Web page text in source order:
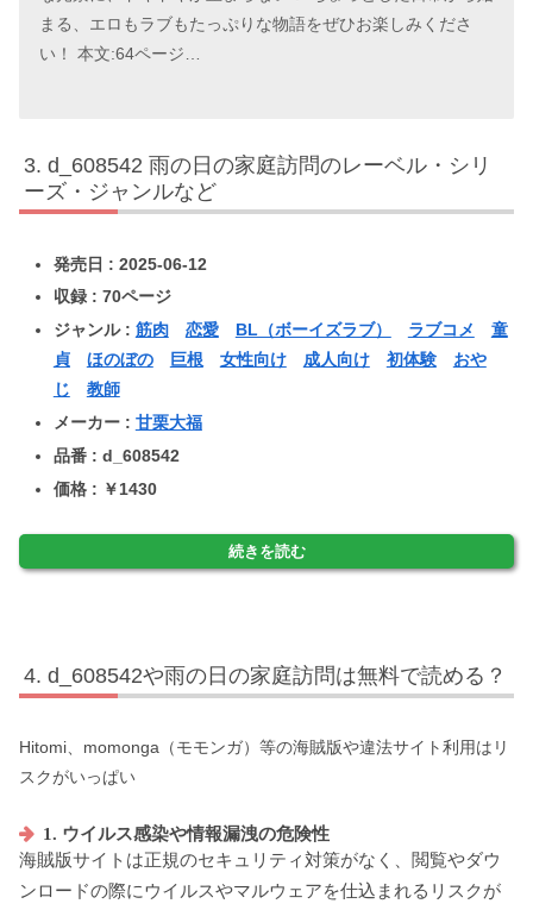
まる、エロもラブもたっぷりな物語をぜひお楽しみくださ
い！ 本文:64ページ…
d_608542 雨の日の家庭訪問のレーベル・シリ
ーズ・ジャンルなど
発売日 : 2025-06-12
収録 : 70ページ
ジャンル : 筋肉 恋愛 BL（ボーイズラブ） ラブコメ
童
貞
ほのぼの 巨根 女性向け 成人向け 初体験
おや
じ
教師
メーカー : 甘栗大福
品番 : d_608542
価格 : ￥1430
続きを読む
d_608542や雨の日の家庭訪問は無料で読める？
Hitomi、momonga（モモンガ）等の海賊版や違法サイト利用はリ
スクがいっぱい
1. ウイルス感染や情報漏洩の危険性
海賊版サイトは正規のセキュリティ対策がなく、閲覧やダウ
ンロードの際にウイルスやマルウェアを仕込まれるリスクが